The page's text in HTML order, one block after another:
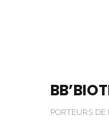
PORTEURS